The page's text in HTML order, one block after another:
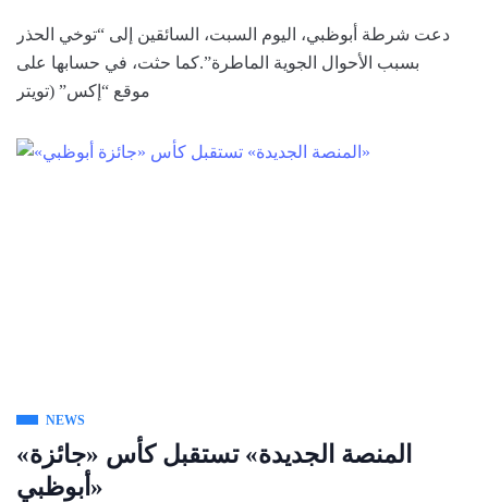
دعت شرطة أبوظبي، اليوم السبت، السائقين إلى “توخي الحذر
بسبب ⁧الأحوال الجوية⁩ الماطرة”.كما حثت، في حسابها على
موقع “إكس” (تويتر
NEWS
«المنصة الجديدة» تستقبل كأس «جائزة
أبوظبي»